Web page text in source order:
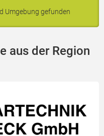
Umgebung gefunden
aus der Region